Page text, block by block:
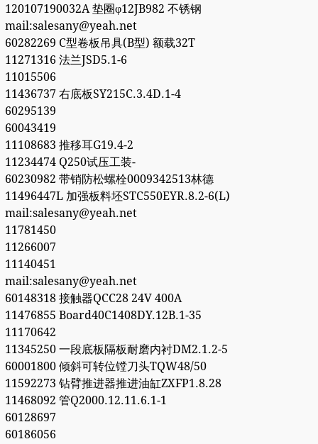
120107190032A 垫圈φ12JB982 不锈钢
mail:salesany@yeah.net
60282269 C型卷板吊具(B型) 额载32T
11271316 法兰JSD5.1-6
11015506
11436737 右底板SY215C.3.4D.1-4
60295139
60043419
11108683 推移耳G19.4-2
11234474 Q250试压工装-
60230982 带销防松螺栓0009342513林德
11496447L 加强板料坯STC550EYR.8.2-6(L)
mail:salesany@yeah.net
11781450
11266007
11140451
mail:salesany@yeah.net
60148318 接触器QCC28 24V 400A
11476855 Board40C1408DY.12B.1-35
11170642
11345250 一段底板隔板耐磨内衬DM2.1.2-5
60001800 倾斜可转位镗刀头TQW48/50
11592273 钻臂推进器推进油缸ZXFP1.8.28
11468092 管Q2000.12.11.6.1-1
60128697
60186056